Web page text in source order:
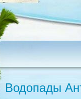
Водопады